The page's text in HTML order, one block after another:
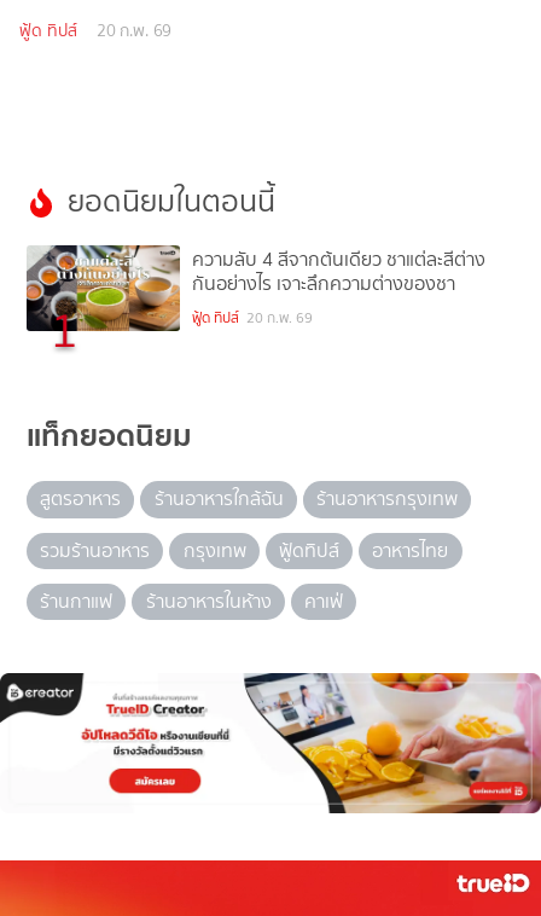
ฟู้ด ทิปส์ 20 ก.พ. 69
ยอดนิยมในตอนนี้
1
ความลับ 4 สีจากต้นเดียว ชาแต่ละสีต่าง
กันอย่างไร เจาะลึกความต่างของชา
ฟู้ด ทิปส์ 20 ก.พ. 69
แท็กยอดนิยม
สูตรอาหาร ร้านอาหารใกล้ฉัน
ร้านอาหารกรุงเทพ
รวมร้านอาหาร
กรุงเทพ ฟู้ดทิปส์
อาหารไทย
ร้านกาแฟ
ร้านอาหารในห้าง คาเฟ่